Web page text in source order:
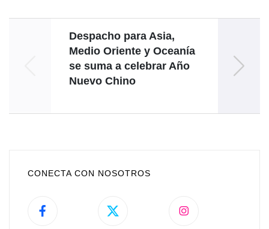
Despacho para Asia,
Medio Oriente y Oceanía
se suma a celebrar Año
Nuevo Chino
CONECTA CON NOSOTROS